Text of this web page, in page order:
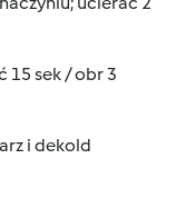
15 sek / obr 3
i dekold